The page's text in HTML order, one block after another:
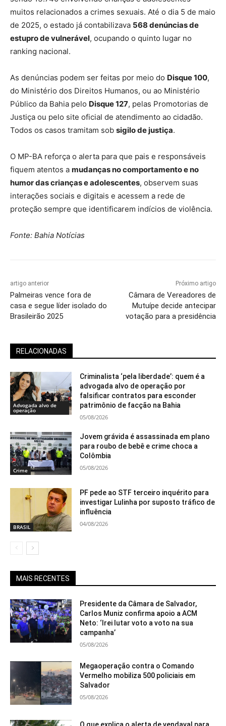
muitos relacionados a crimes sexuais. Até o dia 5 de maio
de 2025, o estado já contabilizava 568 denúncias de
estupro de vulnerável, ocupando o quinto lugar no
ranking nacional.
As denúncias podem ser feitas por meio do Disque 100,
do Ministério dos Direitos Humanos, ou ao Ministério
Público da Bahia pelo Disque 127, pelas Promotorias de
Justiça ou pelo site oficial de atendimento ao cidadão.
Todos os casos tramitam sob sigilo de justiça.
O MP-BA reforça o alerta para que pais e responsáveis
fiquem atentos a mudanças no comportamento e no
humor das crianças e adolescentes, observem suas
interações sociais e digitais e acessem a rede de
proteção sempre que identificarem indícios de violência.
Fonte: Bahia Notícias
artigo anterior
Palmeiras vence fora de
casa e segue líder isolado do
Brasileirão 2025
Próximo artigo
Câmara de Vereadores de
Mutuípe decide antecipar
votação para a presidência
RELACIONADAS
Advogada alvo de
operação
Criminalista ‘pela liberdade’: quem é a
advogada alvo de operação por
falsificar contratos para esconder
patrimônio de facção na Bahia
05/08/2026
Crime
Jovem grávida é assassinada em plano
para roubo de bebê e crime choca a
Colômbia
05/08/2026
BRASIL
PF pede ao STF terceiro inquérito para
investigar Lulinha por suposto tráfico de
influência
04/08/2026
MAIS RECENTES
Presidente da Câmara de Salvador,
Carlos Muniz confirma apoio a ACM
Neto: ‘Irei lutar voto a voto na sua
campanha’
05/08/2026
Megaoperação contra o Comando
Vermelho mobiliza 500 policiais em
Salvador
05/08/2026
O que explica o alerta de vendaval para